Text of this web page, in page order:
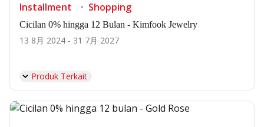
Installment Shopping
Cicilan 0% hingga 12 Bulan - Kimfook Jewelry
13 8月 2024 - 31 7月 2027
Produk Terkait